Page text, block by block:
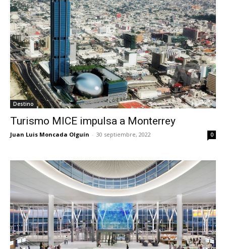
Destino
Turismo MICE impulsa a Monterrey
Juan Luis Moncada Olguín - 30 septiembre, 2022 0